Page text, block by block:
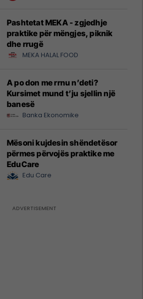
Pashtetat MEKA - zgjedhje
praktike për mëngjes, piknik
dhe rrugë
MEKA HALAL FOOD
A po don me rrnu n’deti?
Kursimet mund t’ju sjellin një
banesë
Banka Ekonomike
Mësoni kujdesin shëndetësor
përmes përvojës praktike me
EduCare
Edu Care